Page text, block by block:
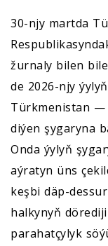
30-njy martda
žurnaly bilen
de 2026-njy
Türkmenistan —
diýen şygaryna
Onda ýylyň
aýratyn üns
keşbi däp-
halkynyň
parahatçylyk